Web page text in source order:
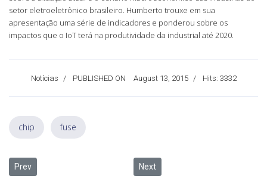
setor eletroeletrônico brasileiro. Humberto trouxe em sua
apresentação uma série de indicadores e ponderou sobre os
impactos que o IoT terá na produtividade da industrial até 2020.
Notícias PUBLISHED ON August 13, 2015 Hits: 3332
chip fuse
Previous article: Soluções tecnológicas para empresas
Prev Next article: Na onda do mercado
Next